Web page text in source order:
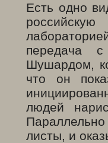
Есть одно
передача
Шушардом,
что он
людей
листы, и